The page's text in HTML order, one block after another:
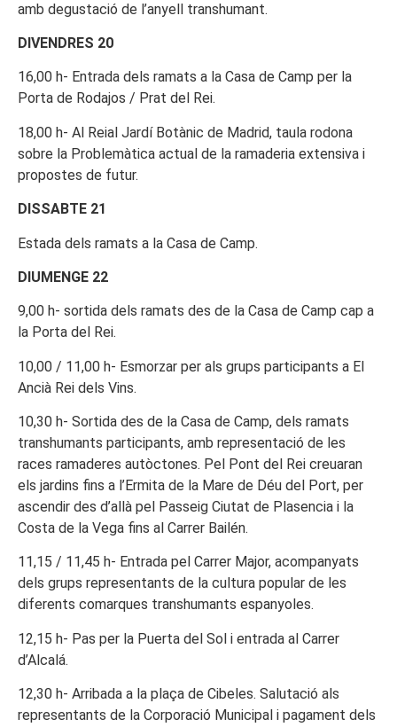
amb degustació de l’anyell transhumant.
DIVENDRES 20
16,00 h- Entrada dels ramats a la Casa de Camp per la
Porta de Rodajos / Prat del Rei.
18,00 h- Al Reial Jardí Botànic de Madrid, taula rodona
sobre la Problemàtica actual de la ramaderia extensiva i
propostes de futur.
DISSABTE 21
Estada dels ramats a la Casa de Camp.
DIUMENGE 22
9,00 h- sortida dels ramats des de la Casa de Camp cap a
la Porta del Rei.
10,00 / 11,00 h- Esmorzar per als grups participants a El
Ancià Rei dels Vins.
10,30 h- Sortida des de la Casa de Camp, dels ramats
transhumants participants, amb representació de les
races ramaderes autòctones. Pel Pont del Rei creuaran
els jardins fins a l’Ermita de la Mare de Déu del Port, per
ascendir des d’allà pel Passeig Ciutat de Plasencia i la
Costa de la Vega fins al Carrer Bailén.
11,15 / 11,45 h- Entrada pel Carrer Major, acompanyats
dels grups representants de la cultura popular de les
diferents comarques transhumants espanyoles.
12,15 h- Pas per la Puerta del Sol i entrada al Carrer
d’Alcalá.
12,30 h- Arribada a la plaça de Cibeles. Salutació als
representants de la Corporació Municipal i pagament dels